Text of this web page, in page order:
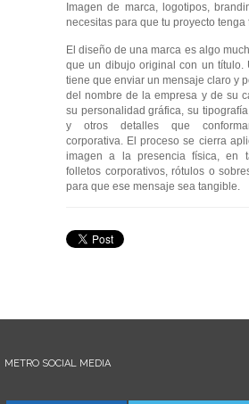
Imagen de marca, logotipos,
necesitas para que tu proyecto tenga
El diseño de una marca es algo
que un dibujo original con un título.
tiene que enviar un mensaje claro y
del nombre de la empresa y de su
su personalidad gráfica, su
y otros detalles que
corporativa. El proceso se cierra
imagen a la presencia física, en
folletos corporativos, rótulos o
para que ese mensaje sea tangible.
METRO SOCIAL MEDIA